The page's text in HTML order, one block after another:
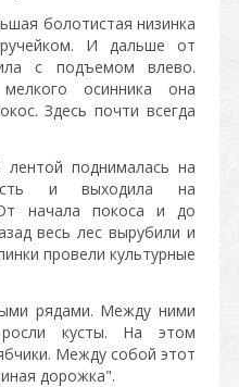
болотистая низинка
И дальше от
с подъемом влево.
осинника она
Здесь почти всегда
поднималась на
и выходила на
начала покоса и до
весь лес вырубили и
провели культурные
рядами. Между ними
кусты. На этом
Между собой этот
дорожка".